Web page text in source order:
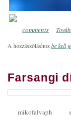
comments
A hozzászóláshozbe kell
Farsangi
mikofalvaph